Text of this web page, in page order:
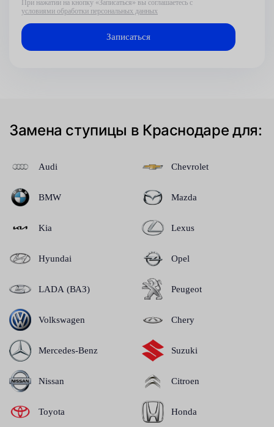
При нажатии на кнопку «Записаться» вы соглашаетесь с
условиями обработки персональных данных
Замена ступицы в Краснодаре для:
Audi
BMW
Kia
Hyundai
LADA (ВАЗ)
Volkswagen
Mercedes-Benz
Nissan
Toyota
Chevrolet
Mazda
Lexus
Opel
Peugeot
Chery
Suzuki
Citroen
Honda